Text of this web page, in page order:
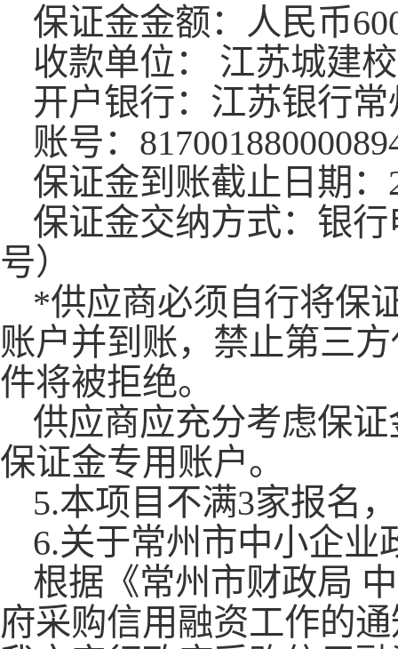
保证金金额：人民币
收款单位：
江苏城建
开户银行：江苏银行
账号：
保证金到账截止日期：
保证金交纳方式：银
号）
*供应商必须自行将保
账户并到账，禁止第三
件将被拒绝。
供应商应充分考虑保
保证金专用账户。
5.本项目不满3家报名
6.关于常州市中小企业
根据《常州市财政局
府采购信用融资工作的